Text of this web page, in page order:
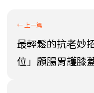
最輕鬆的抗老妙
位」顧腸胃護膝